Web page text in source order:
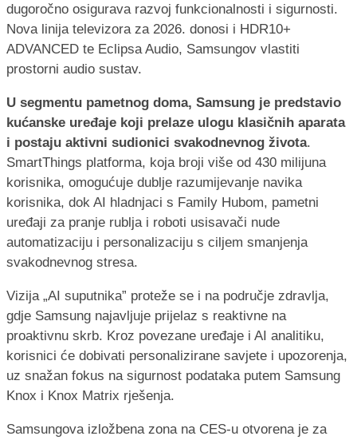
dugoročno osigurava razvoj funkcionalnosti i sigurnosti.
Nova linija televizora za 2026. donosi i HDR10+
ADVANCED te Eclipsa Audio, Samsungov vlastiti
prostorni audio sustav.
U segmentu pametnog doma, Samsung je predstavio
kućanske uređaje koji prelaze ulogu klasičnih aparata
i postaju aktivni sudionici svakodnevnog života.
SmartThings platforma, koja broji više od 430 milijuna
korisnika, omogućuje dublje razumijevanje navika
korisnika, dok AI hladnjaci s Family Hubom, pametni
uređaji za pranje rublja i roboti usisavači nude
automatizaciju i personalizaciju s ciljem smanjenja
svakodnevnog stresa.
Vizija „AI suputnika” proteže se i na područje zdravlja,
gdje Samsung najavljuje prijelaz s reaktivne na
proaktivnu skrb. Kroz povezane uređaje i AI analitiku,
korisnici će dobivati personalizirane savjete i upozorenja,
uz snažan fokus na sigurnost podataka putem Samsung
Knox i Knox Matrix rješenja.
Samsungova izložbena zona na CES-u otvorena je za